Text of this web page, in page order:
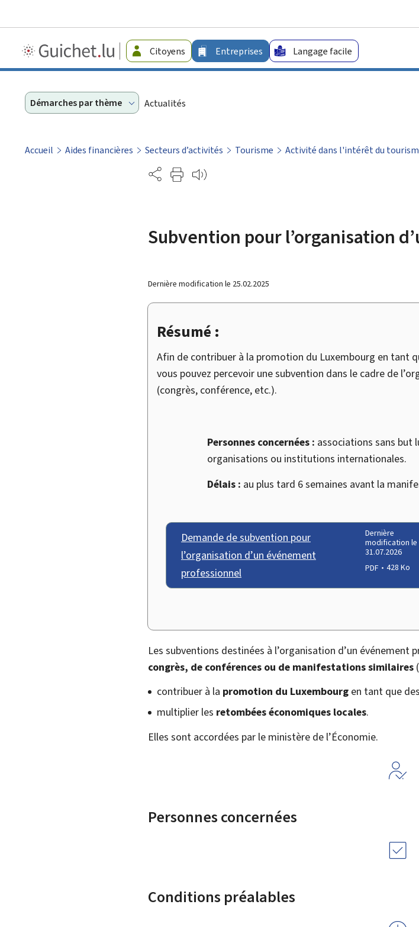
Guichet.lu
-
Citoyens Entreprises Langage facile
Démarches par thème Actualités
Accueil Aides financières Secteurs d’activités Tourisme Activité dans l'intérêt du
Partage
Subvention pour l’organisation
Dernière modification le 25.02.2025
Résumé :
Afin de contribuer à la promotion du Luxembourg en tant
vous pouvez percevoir une subvention dans le cadre de
(congrès, conférence, etc.).
Personnes concernées : associations sans but
organisations ou institutions internationales.
Délais : au plus tard 6 semaines avant la
Demande de subvention pour
l’organisation d’un événement
professionnel
Dernière
modification le
31.07.2026
PDF
428 Ko
Les subventions destinées à l’organisation d’un événement
congrès, de conférences ou de manifestations similaires
contribuer à la promotion du Luxembourg en tant que
multiplier les retombées économiques locales.
Elles sont accordées par le ministère de l’Économie.
Personnes concernées
Conditions préalables